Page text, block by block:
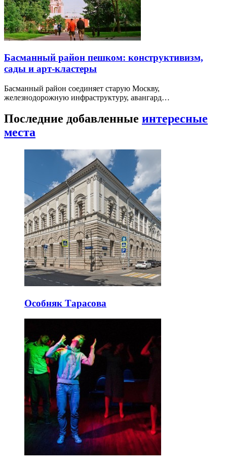
Басманный район пешком: конструктивизм,
сады и арт-кластеры
Басманный район соединяет старую Москву,
железнодорожную инфраструктуру, авангард…
Последние добавленные интересные
места
Особняк Тарасова